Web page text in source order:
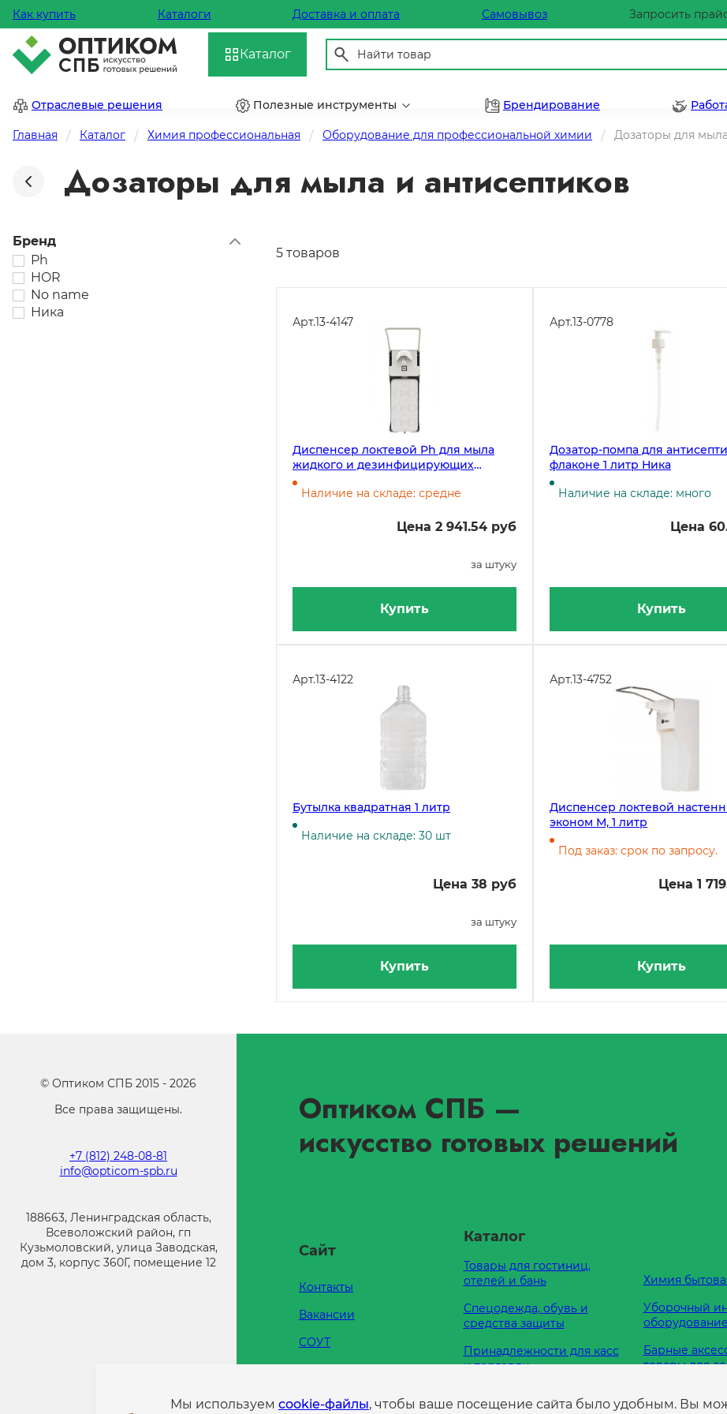
Как купить Каталоги Доставка и оплата Самовывоз Запросить
Каталог
Отраслевые решения Полезные инструменты Брендирование
Главная Каталог Химия профессиональная Оборудование для профессиональной химии Дозаторы для
Дозаторы для мыла и антисептиков
Бренд
Ph
HOR
No name
Ника
5 товаров
Арт.13-4147
Диспенсер локтевой Ph для мыла
жидкого и дезинфицирующих
средств, 1 литр, пластик
Наличие на складе: средне
Цена 2 941.54 руб
за штуку
Купить
Арт.13-0778
Дозатор-помпа для
флаконе 1 литр Ника
Наличие на складе: много
Цена
Купить
Арт.13-4122
Бутылка квадратная 1 литр
Наличие на складе: 30 шт
Цена 38 руб
за штуку
Купить
Арт.13-4752
Диспенсер локтевой
эконом М, 1 литр
Под заказ: срок по запросу.
Цена 1
Купить
© Оптиком СПБ 2015 - 2026
Все права защищены.
+7 (812) 248-08-81
info@opticom-spb.ru
188663, Ленинградская область,
Всеволожский район, гп
Кузьмоловский, улица Заводская,
дом 3, корпус 360Г, помещение 12
Оптиком СПБ —
искусство готовых решений
Сайт
Контакты
Вакансии
СОУТ
Напишите нам
Каталог
Товары для гостиниц,
отелей и бань
Спецодежда, обувь и
средства защиты
Принадлежности для касс
и торговли
туалетных комнат
Химия
Уборочный
оборудование
Барные
товары для
Мы используем cookie-файлы, чтобы ваше посещение сайта было удобным. Вы